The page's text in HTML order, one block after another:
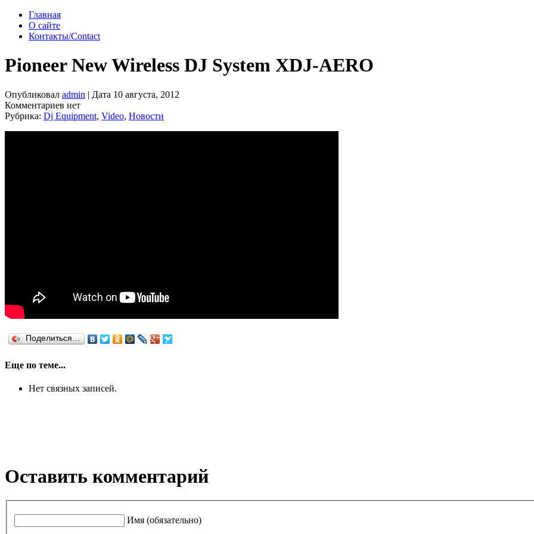
Главная
О сайте
Контакты/Contact
Pioneer New Wireless DJ System XDJ-AERO
Опубликовал admin | Дата 10 августа, 2012
Комментариев нет
Рубрика: Dj Equipment, Video, Новости
Поделиться…
Еще по теме...
Нет связных записей.
Оставить комментарий
Имя (обязательно)